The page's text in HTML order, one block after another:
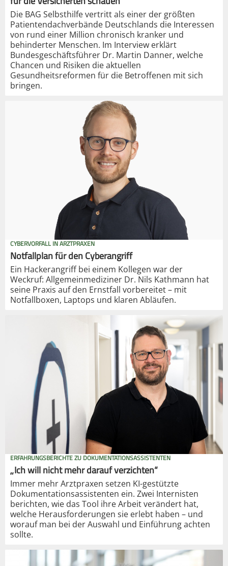
Die BAG Selbsthilfe vertritt als einer der größten
Patientendachverbände Deutschlands die Interessen
von rund einer Million chronisch kranker und
behinderter Menschen. Im Interview erklärt
Bundesgeschäftsführer Dr. Martin Danner, welche
Chancen und Risiken die aktuellen
Gesundheitsreformen für die Betroffenen mit sich
bringen.
CYBERVORFALL IN ARZTPRAXEN
Notfallplan für den Cyberangriff
Ein Hackerangriff bei einem Kollegen war der
Weckruf: Allgemeinmediziner Dr. Nils Kathmann hat
seine Praxis auf den Ernstfall vorbereitet – mit
Notfallboxen, Laptops und klaren Abläufen.
ERFAHRUNGSBERICHTE ZU DOKUMENTATIONSASSISTENTEN
„Ich will nicht mehr darauf verzichten“
Immer mehr Arztpraxen setzen KI-gestützte
Dokumentationsassistenten ein. Zwei Internisten
berichten, wie das Tool ihre Arbeit verändert hat,
welche Herausforderungen sie erlebt haben – und
worauf man bei der Auswahl und Einführung achten
sollte.